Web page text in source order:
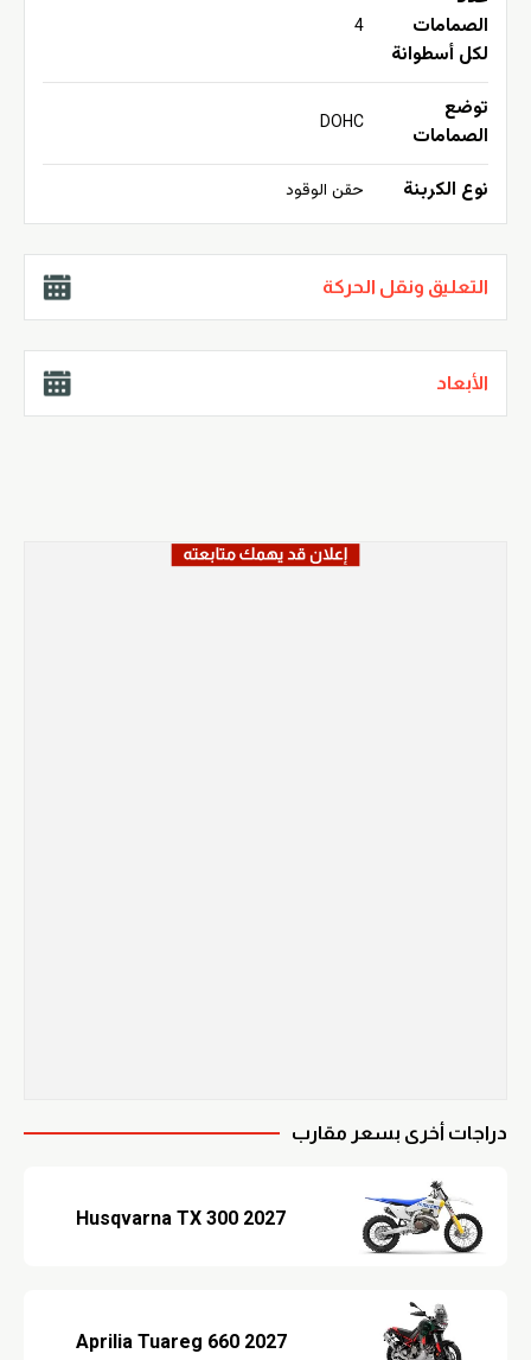
الصمامات
لكل أسطوانة
4
توضع
الصمامات
DOHC
نوع الكربنة حقن الوقود
التعليق ونقل الحركة
الأبعاد
دراجات أخرى بسعر مقارب
2027 Husqvarna TX 300
2027 Aprilia Tuareg 660